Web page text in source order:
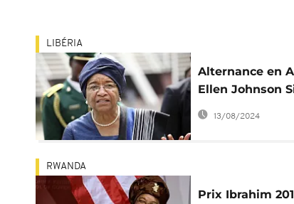
LIBÉRIA
Alternance en
Ellen Johnson
sera-t-elle
ces dirigeants
13/08/2024
RWANDA
Prix Ibrahim